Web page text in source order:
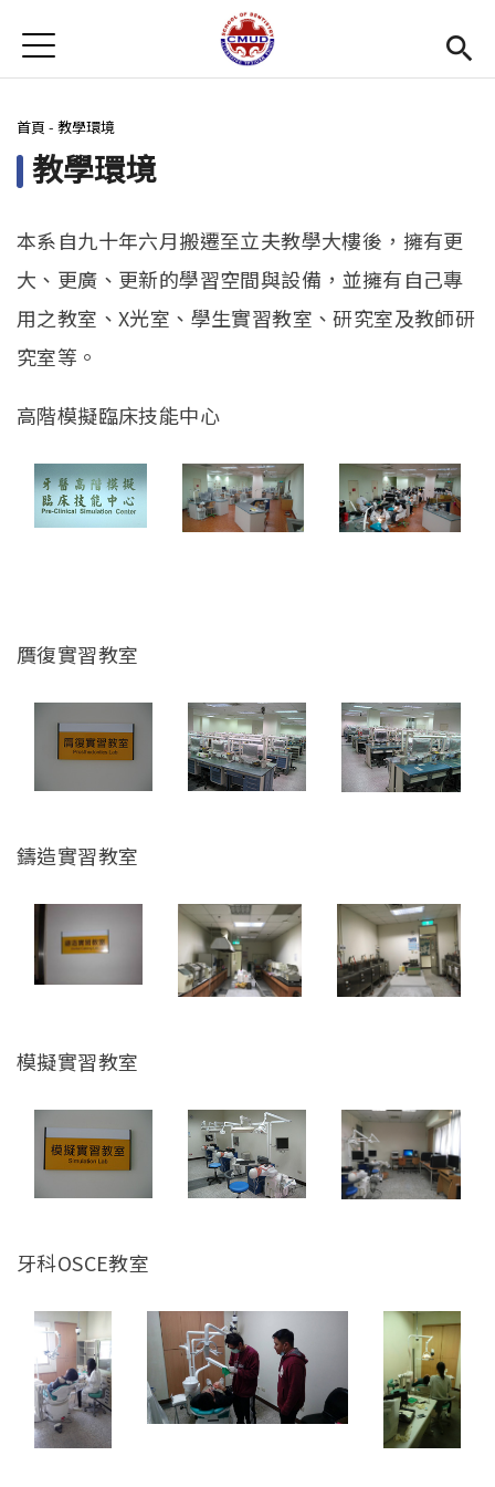
首頁
最新消息
招生訊息
Open
系所簡介
Open
教學環境
師資陣容
學生專區
English(link is external)
Jump to Navigation
Jump to Main content
您在這裡
首頁 - 教學環境
教學環境
本系自九十年六月搬遷至立夫教學大樓後，擁有更
大、更廣、更新的學習空間與設備，並擁有自己專
用之教室、X光室、學生實習教室、研究室及教師研
究室等。
高階模擬臨床技能中心
贋復實習教室
鑄造實習教室
模擬實習教室
牙科OSCE教室